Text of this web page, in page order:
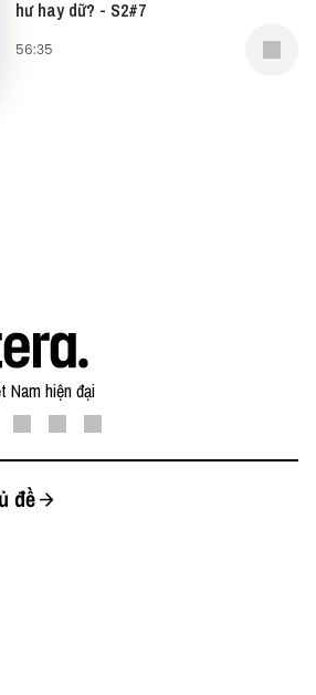
hàng đầu thế giới về đồ uống
các tên tuổi đình đám như
Singleton & Mortlach Whiskies,
hư hay dữ? - S2#7
56:35
Nam hiện đại
đề